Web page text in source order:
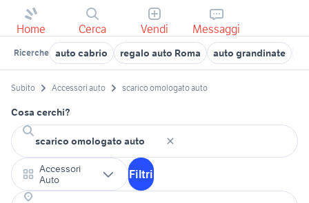
Home Cerca Vendi Messaggi
Ricerche auto cabrio regalo auto Roma auto grandinate
Subito Accessori auto scarico omologato auto
Cosa cerchi?
Accessori
Auto
Filtri